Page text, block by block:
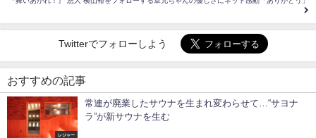
Twitterでフォローしよう
おすすめの記事
レジャー
常連が廃業したサウナを生まれ変わらせて…“サヨナ
ラ”が新サウナを生む